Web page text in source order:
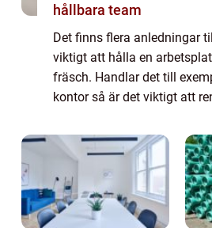
hållbara team
Det finns flera anledningar
viktigt att hålla en
fräsch. Handlar det till
kontor så är det viktigt att
från bakterier som kan
vida...